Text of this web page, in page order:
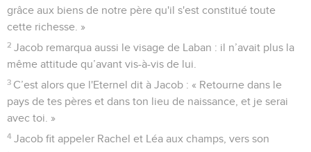
grâce aux biens de notre père qu'il s'est constitué toute
cette richesse. »
2 Jacob remarqua aussi le visage de Laban : il n’avait plus la
même attitude qu’avant vis-à-vis de lui.
3 C’est alors que l'Eternel dit à Jacob : « Retourne dans le
pays de tes pères et dans ton lieu de naissance, et je serai
avec toi. »
4 Jacob fit appeler Rachel et Léa aux champs, vers son